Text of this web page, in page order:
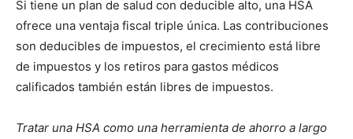
Si tiene un plan de salud con deducible alto, una HSA
ofrece una ventaja fiscal triple única. Las contribuciones
son deducibles de impuestos, el crecimiento está libre
de impuestos y los retiros para gastos médicos
calificados también están libres de impuestos.
Tratar una HSA como una herramienta de ahorro a largo